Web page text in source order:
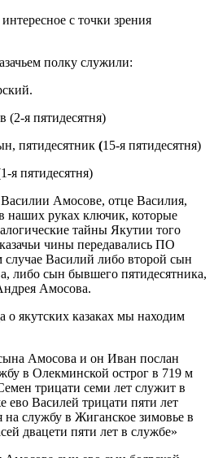
с точки зрения
полку служили:
(2-я пятидесятня)
пятидесятник (15-я пятидесятня)
я пятидесятня)
Амосове, отце Василия,
наших руках ключик, которые
тайны Якутии того
чины передавались ПО
Василий либо второй сын
либо сын бывшего пятидесятника,
Амосова.
о якутских казаках мы находим
Амосова и он Иван послан
в Олекминской острог в 719 м
трицати семи лет служит в
ево Василей трицати пяти лет
на службу в Жиганское зимовье в
двацети пяти лет в службе»